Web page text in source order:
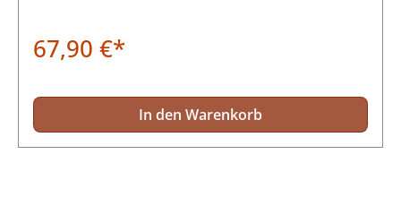
67,90 €*
In den Warenkorb